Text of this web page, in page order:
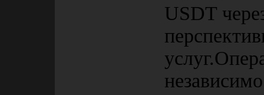
USDT